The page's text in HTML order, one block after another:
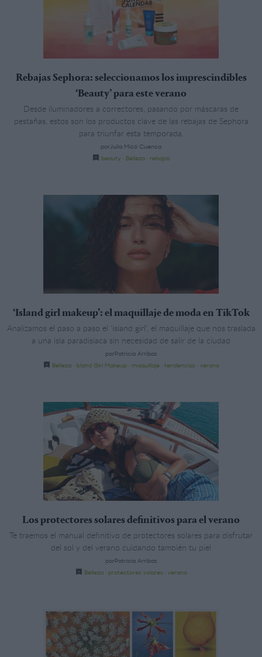
Rebajas Sephora: seleccionamos los imprescindibles
‘Beauty’ para este verano
Desde iluminadores a correctores, pasando por máscaras de
pestañas, estos son los productos clave de las rebajas de Sephora
para triunfar esta temporada.
porJulia Micó Cuenca
beauty
Belleza· rebajas
‘Island girl makeup’: el maquillaje de moda en TikTok
Analizamos el paso a paso el ‘island girl’, el maquillaje que nos traslada
a una isla paradisíaca sin necesidad de salir de la ciudad
porPatricia Arribas
Belleza· Island Girl Makeup· maquillaje· tendencias verano
Los protectores solares definitivos para el verano
Te traemos el manual definitivo de protectores solares para disfrutar
del sol y del verano cuidando también tu piel
porPatricia Arribas
Belleza· protectores solares verano